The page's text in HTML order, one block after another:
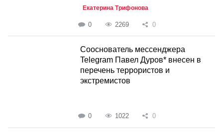
Екатерина Трифонова
0 2269 0
Сооснователь мессенджера
Telegram Павел Дуров* внесен в
перечень террористов и
экстремистов
0 1022 0